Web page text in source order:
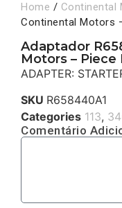
Home / Continental
Continental Motors
Adaptador
Motors – Piece
ADAPTER:
SKU R658440A1
Categories 113,
Comentário